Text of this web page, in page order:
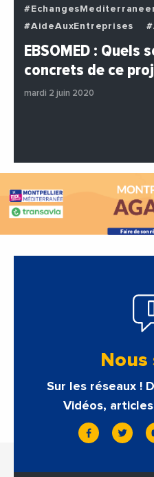
#AideAuxEntreprises
#BuzzNews
#Decideurs
#Entreprises
EBSOMED :
concrets de ce
mardi 2 juin 2020
Sur les réseaux !
Vidéos,